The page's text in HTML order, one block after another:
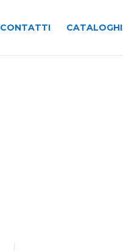
CONTATTI CATALOGHI